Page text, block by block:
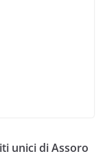
unici di Assoro